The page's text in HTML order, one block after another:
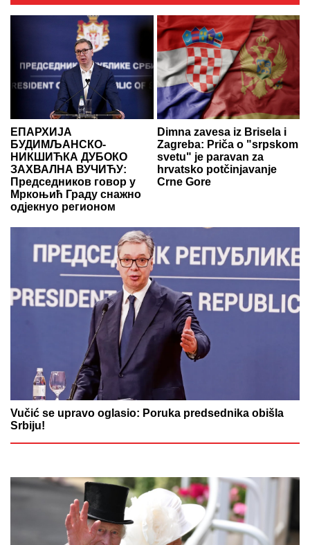
ЕПАРХИЈА
БУДИМЉАНСКО-
НИКШИЋКА ДУБОКО
ЗАХВАЛНА ВУЧИЋУ:
Председников говор у
Мркоњић Граду снажно
одјекнуо регионом
Dimna zavesa iz Brisela i
Zagreba: Priča o "srpskom
svetu" je paravan za
hrvatsko potčinjavanje
Crne Gore
Vučić se upravo oglasio: Poruka predsednika obišla
Srbiju!